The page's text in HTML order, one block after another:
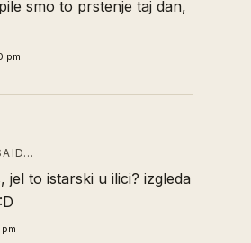
smo to prstenje taj dan,
pm
jel to istarski u ilici? izgleda